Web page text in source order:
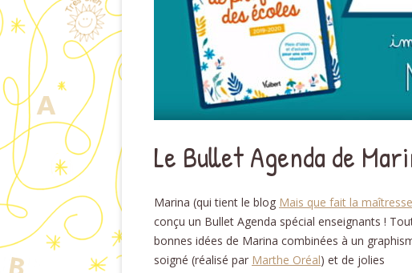
Le Bullet Agenda de
Marina (qui tient le blog Mais que fait la
conçu un Bullet Agenda spécial enseignants !
bonnes idées de Marina combinées à un
soigné (réalisé par Marthe Oréal) et de jolies